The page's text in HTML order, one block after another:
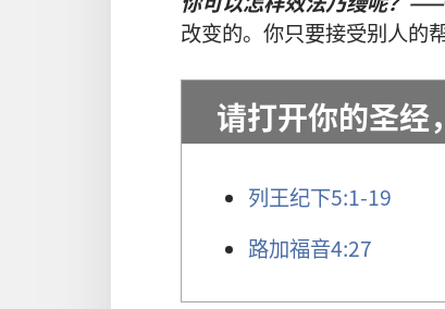
改变的。 你只要接受别人的
请打开你的圣经，
列王纪下5:1-19
路加福音4:27